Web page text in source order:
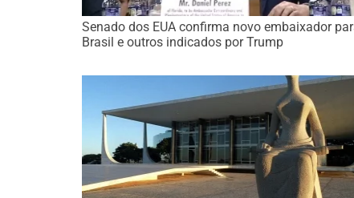
Senado dos EUA confirma novo embaixador
Brasil e outros indicados por Trump